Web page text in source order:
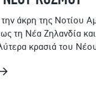
άκρη της Νοτίου
τη Νέα Ζηλανδία
κρασιά του